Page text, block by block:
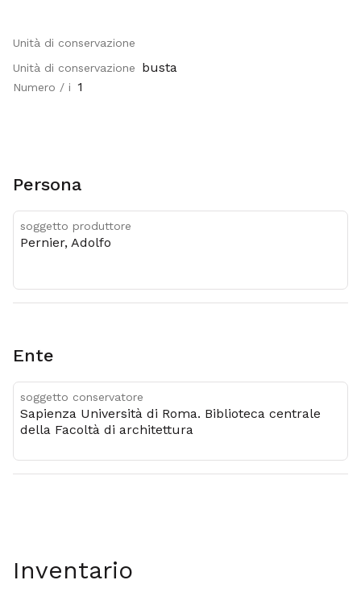
Unità di conservazione
Unità di conservazione
busta
Numero / i 1
Persona
soggetto produttore
Pernier, Adolfo
Ente
soggetto conservatore
Sapienza Università di Roma. Biblioteca centrale
della Facoltà di architettura
Inventario